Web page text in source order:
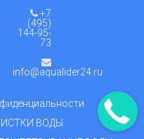
+7
(495)
144-95-
73
info@aqualider24.ru
ВОДЫ